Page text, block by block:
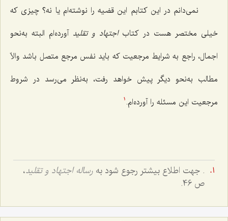
نمى‌دانم در این كتابم این قضیه را نوشته‌ام یا نه؟ چیزى كه
خیلى مختصر هست در كتاباجتهاد و تقلید آورده‌ام البته به‌نحو
اجمال، راجع به شرایط مرجعیت كه باید نفس مرجع متصل باشد والاّ
مطالب به‌نحو دیگر پیش خواهد رفت، به‌نظر می‌رسد در شروط
مرجعیت این مسئله را آورده‌ام. 1
. جهت اطلاع بیشتر رجوع شود به رساله اجتهاد و تقلید،
ص 46.